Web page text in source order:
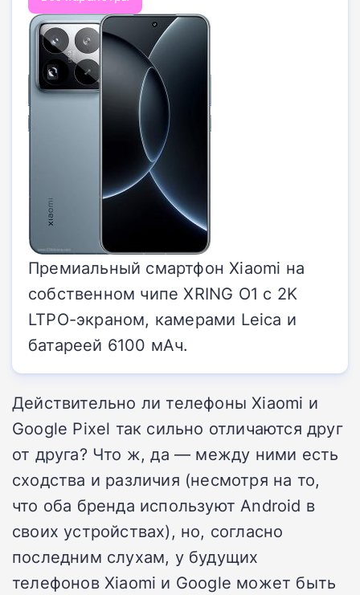
Премиальный смартфон Xiaomi на
собственном чипе XRING O1 с 2K
LTPO-экраном, камерами Leica и
батареей 6100 мАч.
Действительно ли телефоны Xiaomi и
Google Pixel так сильно отличаются друг
от друга? Что ж, да — между ними есть
сходства и различия (несмотря на то,
что оба бренда используют Android в
своих устройствах), но, согласно
последним слухам, у будущих
телефонов Xiaomi и Google может быть